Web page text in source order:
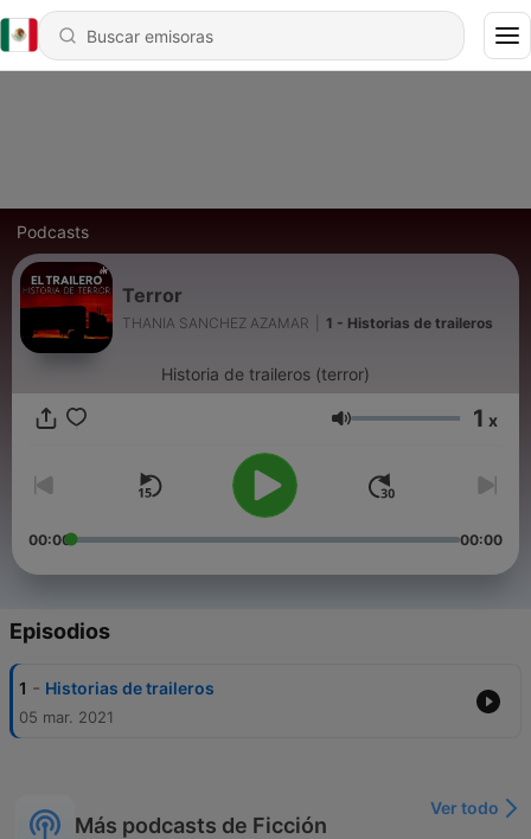
Podcasts
Terror
THANIA SANCHEZ AZAMAR 1 - Historias de traileros
Historia de traileros (terror)
Volumen 1 x
00:00 00:00
Episodios
1 - Historias de traileros
05 mar. 2021
Más podcasts de Ficción
Ver todo